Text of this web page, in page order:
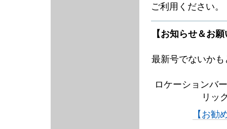
ご利用ください。
【お知らせ＆お
最新号でないか
ロケーションバ
リッ
【お勧